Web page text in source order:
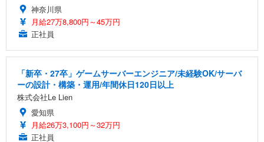
神奈川県
月給27万8,800円～45万円
正社員
「新卒・27卒」ゲームサーバーエンジニア/未経験OK/サーバ
ーの設計・構築・運用/年間休日120日以上
株式会社Le Lien
愛知県
月給26万3,100円～32万円
正社員